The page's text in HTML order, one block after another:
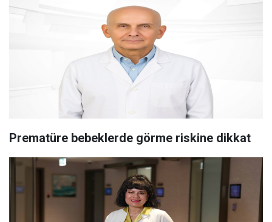
Prematüre bebeklerde görme riskine dikkat